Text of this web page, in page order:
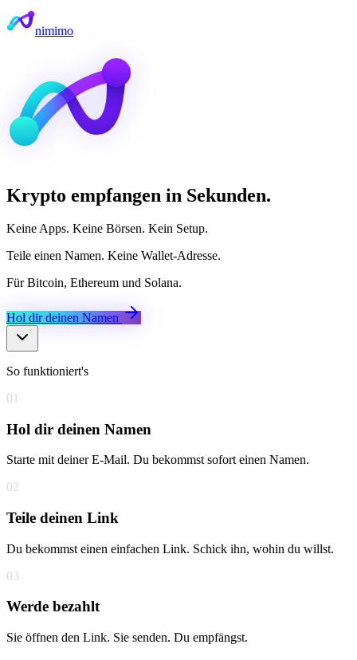
nimimo
Krypto empfangen in Sekunden.
Keine Apps. Keine Börsen. Kein Setup.
Teile einen Namen. Keine Wallet-Adresse.
Für Bitcoin, Ethereum und Solana.
Hol dir deinen Namen
So funktioniert's
01
Hol dir deinen Namen
Starte mit deiner E-Mail. Du bekommst sofort einen Namen.
02
Teile deinen Link
Du bekommst einen einfachen Link. Schick ihn, wohin du willst.
03
Werde bezahlt
Sie öffnen den Link. Sie senden. Du empfängst.